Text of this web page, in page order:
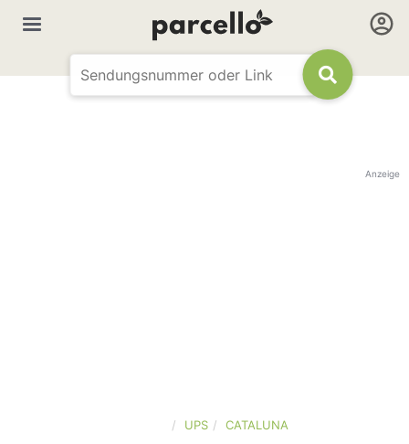
Anzeige
UPS CATALUNA